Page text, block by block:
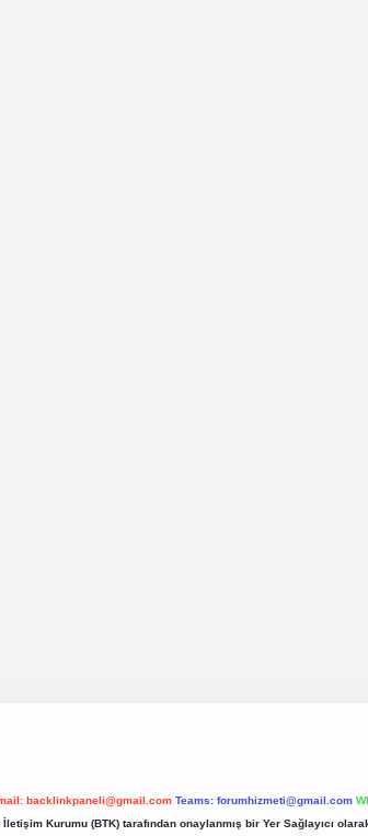
backlinkpaneli@gmail.com Teams: forumhizmeti@gmail.com
Kurumu (BTK) tarafından onaylanmış bir Yer Sağlayıcı